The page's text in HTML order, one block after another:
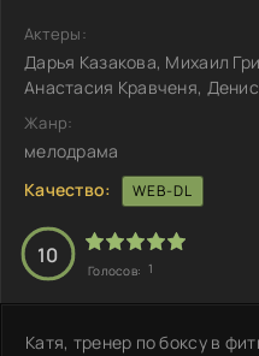
Актеры:
Дарья Казакова, Михаил
Анастасия Кравченя,
Жанр:
мелодрама
Качество:
WEB-DL
10
Голосов: 1
Катя, тренер по боксу в